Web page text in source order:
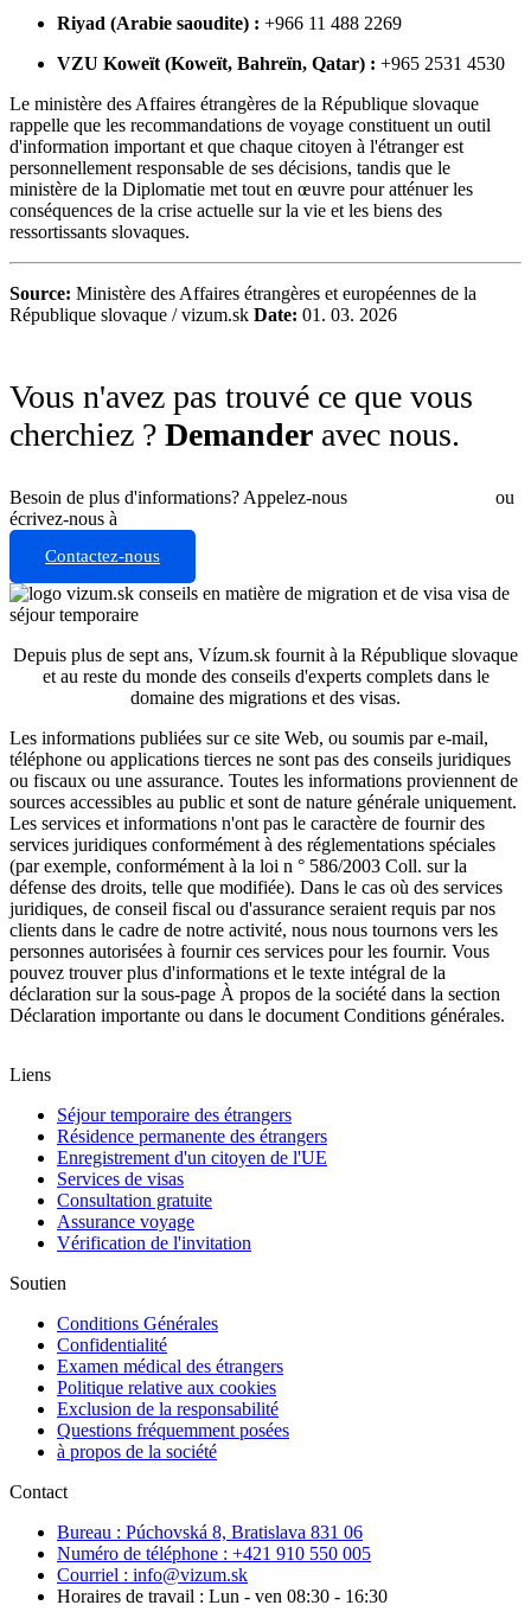
Riyad (Arabie saoudite) : +966 11 488 2269
VZU Koweït (Koweït, Bahreïn, Qatar) : +965 2531 4530
Le ministère des Affaires étrangères de la République slovaque
rappelle que les recommandations de voyage constituent un outil
d'information important et que chaque citoyen à l'étranger est
personnellement responsable de ses décisions, tandis que le
ministère de la Diplomatie met tout en œuvre pour atténuer les
conséquences de la crise actuelle sur la vie et les biens des
ressortissants slovaques.
Source: Ministère des Affaires étrangères et européennes de la
République slovaque / vizum.sk Date: 01. 03. 2026
Vous n'avez pas trouvé ce que vous
cherchiez ? Demander avec nous.
Besoin de plus d'informations? Appelez-nous
ou
écrivez-nous à
Contactez-nous
Depuis plus de sept ans, Vízum.sk fournit à la République slovaque
et au reste du monde des conseils d'experts complets dans le
domaine des migrations et des visas.
Les informations publiées sur ce site Web, ou soumis par e-mail,
téléphone ou applications tierces ne sont pas des conseils juridiques
ou fiscaux ou une assurance. Toutes les informations proviennent de
sources accessibles au public et sont de nature générale uniquement.
Les services et informations n'ont pas le caractère de fournir des
services juridiques conformément à des réglementations spéciales
(par exemple, conformément à la loi n ° 586/2003 Coll. sur la
défense des droits, telle que modifiée). Dans le cas où des services
juridiques, de conseil fiscal ou d'assurance seraient requis par nos
clients dans le cadre de notre activité, nous nous tournons vers les
personnes autorisées à fournir ces services pour les fournir. Vous
pouvez trouver plus d'informations et le texte intégral de la
déclaration sur la sous-page À propos de la société dans la section
Déclaration importante ou dans le document Conditions générales.
Liens
Séjour temporaire des étrangers
Résidence permanente des étrangers
Enregistrement d'un citoyen de l'UE
Services de visas
Consultation gratuite
Assurance voyage
Vérification de l'invitation
Soutien
Conditions Générales
Confidentialité
Examen médical des étrangers
Politique relative aux cookies
Exclusion de la responsabilité
Questions fréquemment posées
à propos de la société
Contact
Bureau : Púchovská 8, Bratislava 831 06
Numéro de téléphone : +421 910 550 005
Courriel : info@vizum.sk
Horaires de travail : Lun - ven 08:30 - 16:30